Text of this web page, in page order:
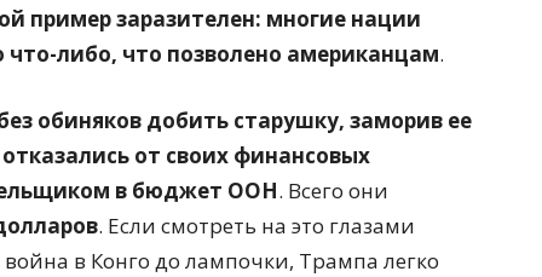
пример заразителен: многие нации
либо, что позволено американцам.
обиняков добить старушку, заморив ее
от своих финансовых
в бюджет ООН. Всего они
. Если смотреть на это глазами
в Конго до лампочки, Трампа легко